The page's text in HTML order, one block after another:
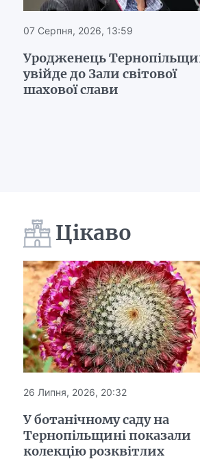
07 Серпня, 2026, 13:59
Уродженець
увійде до Зали світової
шахової слави
Цікаво
26 Липня, 2026, 20:32
У ботанічному саду на
Тернопільщині показали
колекцію розквітлих